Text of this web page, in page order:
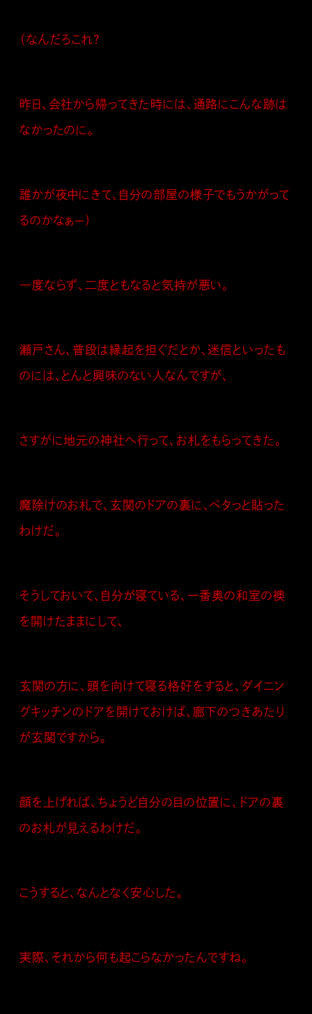
（なんだろこれ？
昨日、会社から帰ってきた時には、通路にこんな跡は
なかったのに。
誰かが夜中にきて、自分の部屋の様子でもうかがって
るのかなぁ—）
一度ならず、二度ともなると気持が悪い。
瀬戸さん、普段は縁起を担ぐだとか、迷信といったも
のには、とんと興味のない人なんですが、
さすがに地元の神社へ行って、お札をもらってきた。
魔除けのお札で、玄関のドアの裏に、ペタっと貼った
わけだ。
そうしておいて、自分が寝ている、一番奥の和室の襖
を開けたままにして、
玄関の方に、頭を向けて寝る格好をすると、ダイニン
グキッチンのドアを開けておけば、廊下のつきあたり
が玄関ですから。
顔を上げれば、ちょうど自分の目の位置に、ドアの裏
のお札が見えるわけだ。
こうすると、なんとなく安心した。
実際、それから何も起こらなかったんですね。